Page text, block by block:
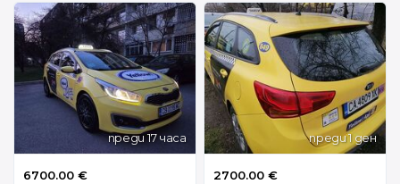
преди 17 часа
6700.00 €
преди 1 ден
2700.00 €